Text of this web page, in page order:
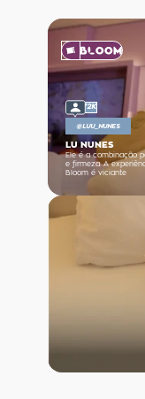
72K
@LUU_NUNES
LU NUNES
Ele é a combinação
e firmeza. A
Bloom é viciante